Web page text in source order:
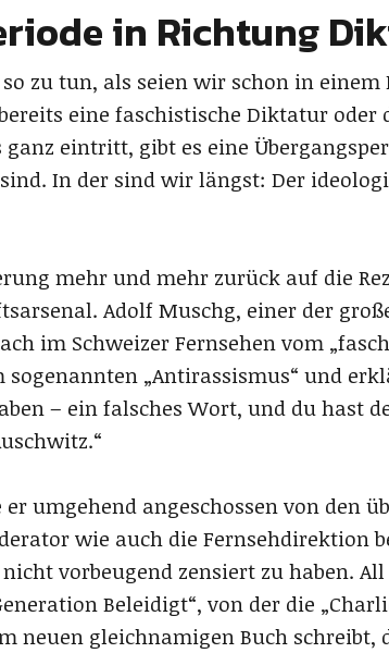
in Richtung
zu tun, als seien wir schon in einem
eine faschistische Diktatur oder
ganz eintritt, gibt es eine
In der sind wir längst: Der
mehr und mehr zurück auf die
Adolf Muschg, einer der
im Schweizer Fernsehen vom
sogenannten „Antirassismus“ und
– ein falsches Wort, und du hast
umgehend angeschossen von den
wie auch die Fernsehdirektion
vorbeugend zensiert zu haben.
Beleidigt“, von der die
neuen gleichnamigen Buch schreibt,